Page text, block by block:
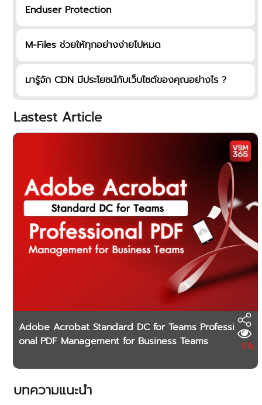
Enduser Protection
M-Files ช่วยให้ทุกอย่างง่ายไปหมด
มารู้จัก CDN มีประโยชน์กับเว็บไซต์ของคุณอย่างไร ?
Lastest Article
Adobe Acrobat Standard DC for Teams Professi
onal PDF Management for Business Teams
1.1k
บทความแนะนำ